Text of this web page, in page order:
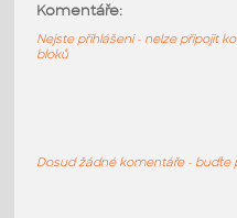
dif
2D & 3D
Komentáře:
Nejste přihlášeni - nelze připojit
bloků
Dosud žádné komentáře - buďte